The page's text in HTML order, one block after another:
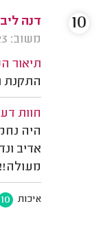
דנה
משוב: 10/01/2023
תיאור
התקנת
חוות
היה
אדיב
איכות 10
10